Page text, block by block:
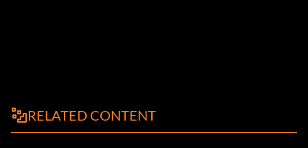
RELATED CONTENT